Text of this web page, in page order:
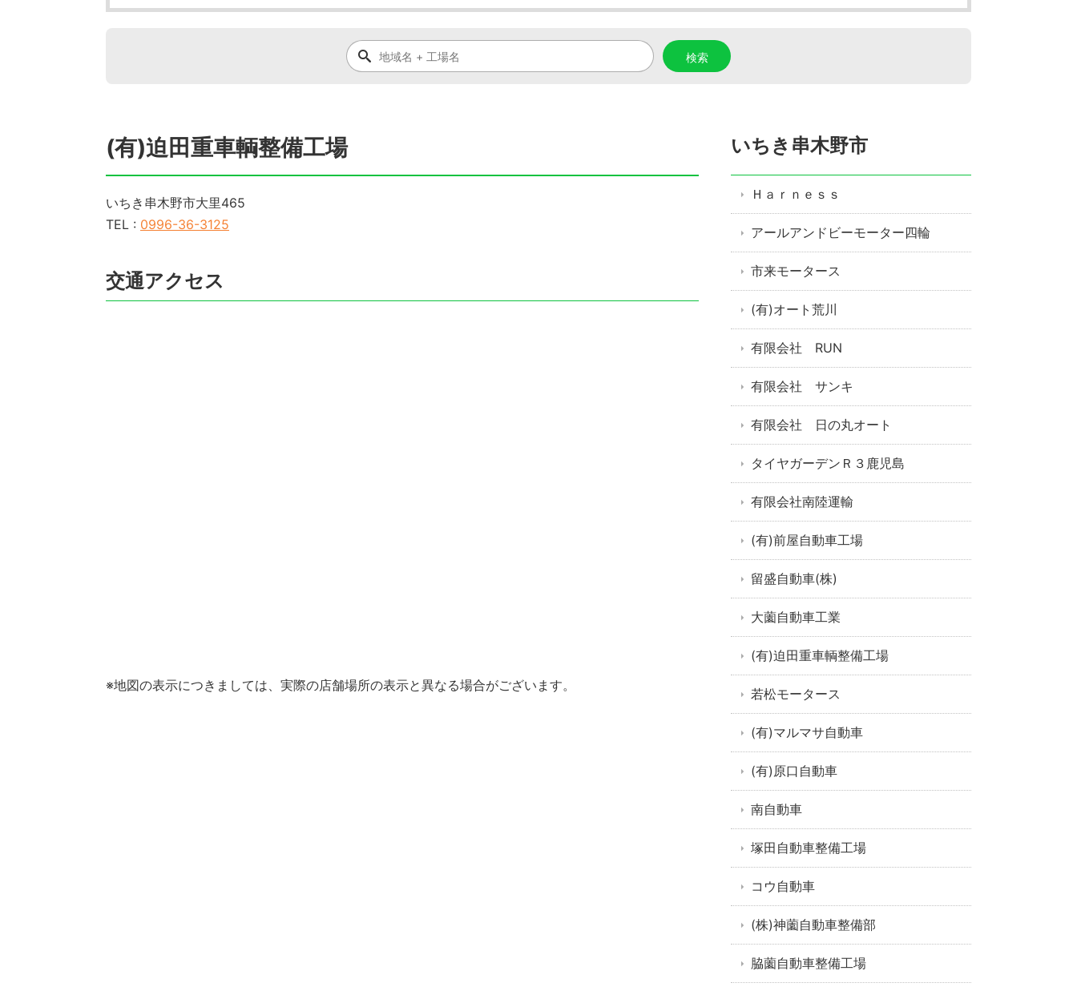
(有)迫田重車輌整備工場
いちき串木野市大里465
TEL : 0996-36-3125
交通アクセス
※地図の表示につきましては、実際の店舗場所の表示と異なる場合がございます。
いちき串木野市
Ｈａｒｎｅｓｓ
アールアンドビーモーター四輪
市来モータース
(有)オート荒川
有限会社 RUN
有限会社 サンキ
有限会社 日の丸オート
タイヤガーデンＲ３鹿児島
有限会社南陸運輸
(有)前屋自動車工場
留盛自動車(株)
大薗自動車工業
(有)迫田重車輌整備工場
若松モータース
(有)マルマサ自動車
(有)原口自動車
南自動車
塚田自動車整備工場
コウ自動車
(株)神薗自動車整備部
脇薗自動車整備工場